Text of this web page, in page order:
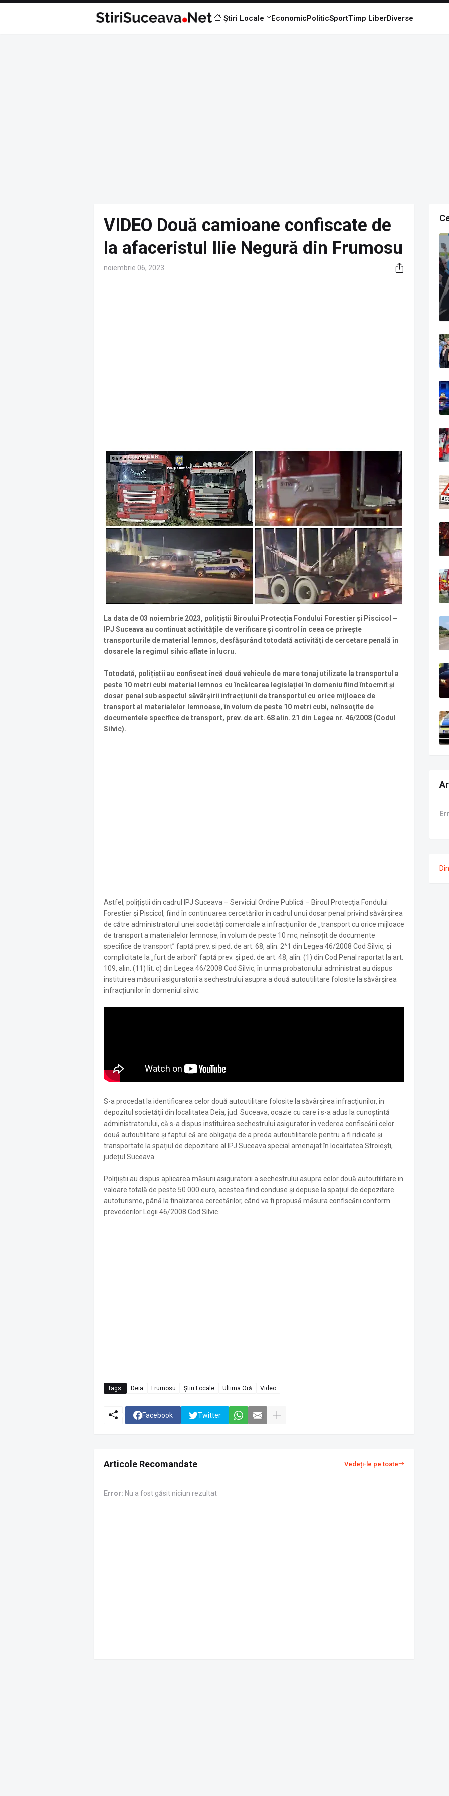
Știri Locale EconomicPoliticSportTimp LiberDiverse
VIDEO Două camioane confiscate de
la afaceristul Ilie Negură din Frumosu
noiembrie 06, 2023
La data de 03 noiembrie 2023, polițiștii Biroului Protecția Fondului Forestier și Piscicol –
IPJ Suceava au continuat activitățile de verificare și control în ceea ce privește
transporturile de material lemnos, desfășurând totodată activități de cercetare penală în
dosarele la regimul silvic aflate în lucru.
Totodată, polițiștii au confiscat încă două vehicule de mare tonaj utilizate la transportul a
peste 10 metri cubi material lemnos cu încălcarea legislației în domeniu fiind întocmit și
dosar penal sub aspectul săvârșirii infracțiunii de transportul cu orice mijloace de
transport al materialelor lemnoase, în volum de peste 10 metri cubi, neînsoţite de
documentele specifice de transport, prev. de art. 68 alin. 21 din Legea nr. 46/2008 (Codul
Silvic).
Astfel, polițiștii din cadrul IPJ Suceava – Serviciul Ordine Publică – Biroul Protecția Fondului
Forestier și Piscicol, fiind în continuarea cercetărilor în cadrul unui dosar penal privind săvârșirea
de către administratorul unei societăți comerciale a infracțiunilor de „transport cu orice mijloace
de transport a materialelor lemnose, în volum de peste 10 mc, neînsoțit de documente
specifice de transport” faptă prev. si ped. de art. 68, alin. 2^1 din Legea 46/2008 Cod Silvic, și
complicitate la „furt de arbori” faptă prev. și ped. de art. 48, alin. (1) din Cod Penal raportat la art.
109, alin. (11) lit. c) din Legea 46/2008 Cod Silvic, în urma probatoriului administrat au dispus
instituirea măsurii asiguratorii a sechestrului asupra a două autoutilitare folosite la săvârșirea
infracțiunilor în domeniul silvic.
S-a procedat la identificarea celor două autoutilitare folosite la săvârșirea infracțiunilor, în
depozitul societății din localitatea Deia, jud. Suceava, ocazie cu care i s-a adus la cunoștintă
administratorului, că s-a dispus instituirea sechestrului asigurator în vederea confiscării celor
două autoutilitare și faptul că are obligația de a preda autoutilitarele pentru a fi ridicate și
transportate la spațiul de depozitare al IPJ Suceava special amenajat în localitatea Stroiești,
județul Suceava.
Polițiștii au dispus aplicarea măsurii asiguratorii a sechestrului asupra celor două autoutilitare in
valoare totală de peste 50.000 euro, acestea fiind conduse și depuse la spațiul de depozitare
autoturisme, până la finalizarea cercetărilor, când va fi propusă măsura confiscării conform
prevederilor Legii 46/2008 Cod Silvic.
Tags: Deia Frumosu Știri Locale Ultima Oră Video
Facebook Twitter
Articole Recomandate Vedeți-le pe toate
Error: Nu a fost găsit niciun rezultat